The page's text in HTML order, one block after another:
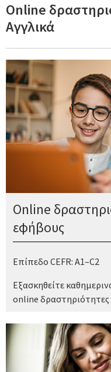
Online
Αγγλικά
Online
εφήβους
Επίπεδο CEFR: A1–C2
Εξασκηθείτε
online δραστηριότητες